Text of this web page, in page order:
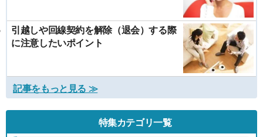
引越しや回線契約を解除（退会）する際
に注意したいポイント
記事をもっと見る ≫
特集カテゴリ一覧